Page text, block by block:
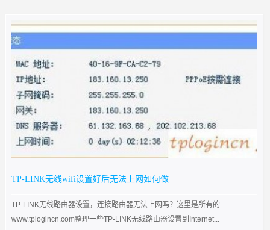
TP-LINK无线wifi设置好后无法上网如何做
TP-LINK无线路由器设置，连接路由器无法上网吗？这里是所有的
www.tplogincn.com整理一些TP-LINK无线路由器设置到Internet...